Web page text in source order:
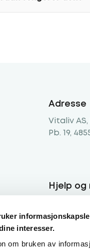
interesser.
om bruken av
Adresse
Vitaliv AS,
Pb. 19,
Hjelp og
Spørsmål